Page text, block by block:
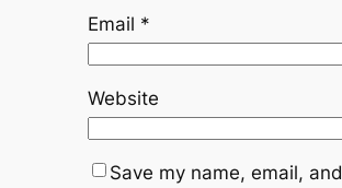
Email *
Website
Save my name, email, and